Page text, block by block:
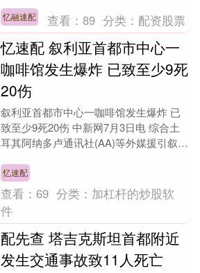
院长张军对....
忆融速配 查看：89 分类： 配资股票
忆速配 叙利亚首都市中心一
咖啡馆发生爆炸 已致至少9死
20伤
叙利亚首都市中心一咖啡馆发生爆炸 已
致至少9死20伤 中新网7月3日电 综合土
耳其阿纳多卢通讯社(AA)等外媒援引叙利
亚首都....
忆速配
查看：69 分类： 加杠杆的炒股软
件
配先查 塔吉克斯坦首都附近
发生交通事故致11人死亡